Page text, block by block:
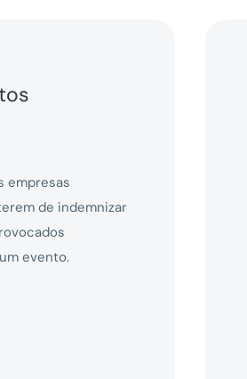
empresas
de indemnizar
evento.